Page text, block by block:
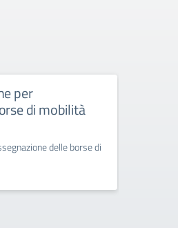
per
di mobilità
delle borse di